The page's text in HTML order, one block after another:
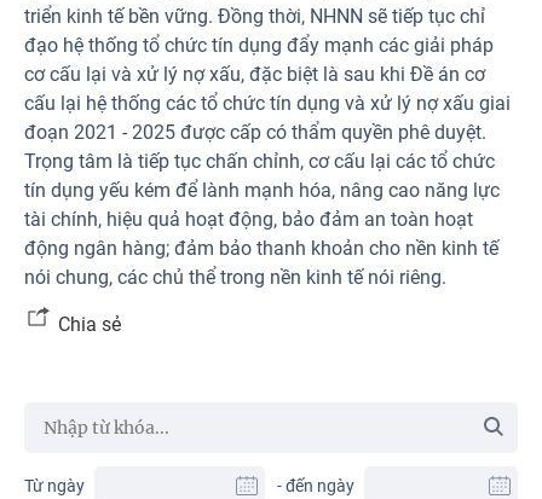
triển kinh tế bền vững. Đồng thời, NHNN sẽ tiếp tục chỉ
đạo hệ thống tổ chức tín dụng đẩy mạnh các giải pháp
cơ cấu lại và xử lý nợ xấu, đặc biệt là sau khi Đề án cơ
cấu lại hệ thống các tổ chức tín dụng và xử lý nợ xấu giai
đoạn 2021 - 2025 được cấp có thẩm quyền phê duyệt.
Trọng tâm là tiếp tục chấn chỉnh, cơ cấu lại các tổ chức
tín dụng yếu kém để lành mạnh hóa, nâng cao năng lực
tài chính, hiệu quả hoạt động, bảo đảm an toàn hoạt
động ngân hàng; đảm bảo thanh khoản cho nền kinh tế
nói chung, các chủ thể trong nền kinh tế nói riêng.
Chia sẻ
Từ ngày - đến ngày